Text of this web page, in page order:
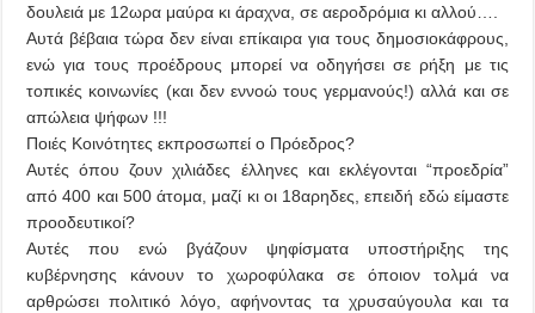
δουλειά με 12ωρα μαύρα κι άραχνα, σε αεροδρόμια κι αλλού….
Αυτά βέβαια τώρα δεν είναι επίκαιρα για τους δημοσιοκάφρους,
ενώ για τους προέδρους μπορεί να οδηγήσει σε ρήξη με τις
τοπικές κοινωνίες (και δεν εννοώ τους γερμανούς!) αλλά και σε
απώλεια ψήφων !!!
Ποιές Κοινότητες εκπροσωπεί ο Πρόεδρος?
Αυτές όπου ζουν χιλιάδες έλληνες και εκλέγονται “προεδρία”
από 400 και 500 άτομα, μαζί κι οι 18αρηδες, επειδή εδώ είμαστε
προοδευτικοί?
Αυτές που ενώ βγάζουν ψηφίσματα υποστήριξης της
κυβέρνησης κάνουν το χωροφύλακα σε όποιον τολμά να
αρθρώσει πολιτικό λόγο, αφήνοντας τα χρυσαύγουλα και τα